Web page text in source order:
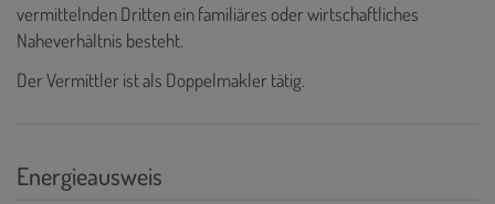
vermittelnden Dritten ein familiäres oder wirtschaftliches
Naheverhältnis besteht.
Der Vermittler ist als Doppelmakler tätig.
Energieausweis